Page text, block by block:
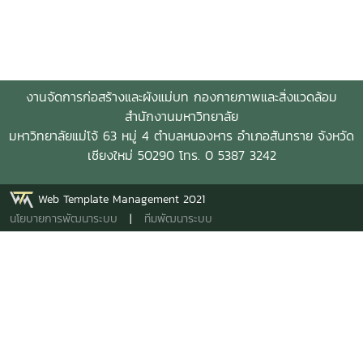
งานจัดการก่อสร้างและผังแม่บท กองกายภาพและสิ่งแวดล้อม
สำนักงานมหาวิทยาลัย
มหาวิทยาลัยแม่โจ้ 63 หมู่ 4 ตำบลหนองหาร อำเภอสันทราย จังหวัด
เชียงใหม่ 50290 โทร. 0 5387 3242
Web Template Management 2021
นโยบายการพัฒนาระบบ | ทีมพัฒนาระบบ